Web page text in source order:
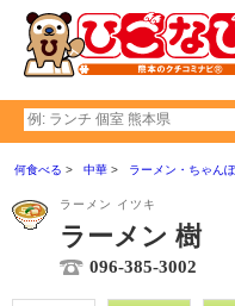
何食べる 中華 ラーメン・ちゃん
ラーメン イツキ
ラーメン 樹
096-385-3002